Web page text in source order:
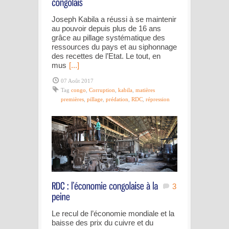
Joseph Kabila a réussi à se maintenir
au pouvoir depuis plus de 16 ans
grâce au pillage systématique des
ressources du pays et au siphonnage
des recettes de l’Etat. Le tout, en
mus [...]
07 Août 2017
Tag congo Corruption kabila matières
premières pillage prédation RDC répression
3
Le recul de l’économie mondiale et la
baisse des prix du cuivre et du